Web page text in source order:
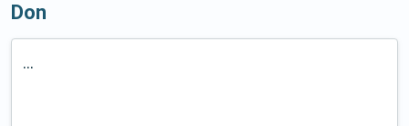
Don
...